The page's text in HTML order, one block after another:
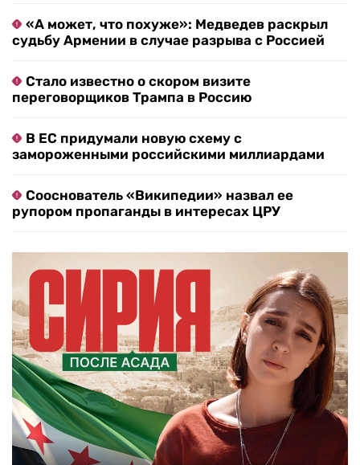
«А может, что похуже»: Медведев раскрыл
судьбу Армении в случае разрыва с Россией
Стало известно о скором визите
переговорщиков Трампа в Россию
В ЕС придумали новую схему с
замороженными российскими миллиардами
Сооснователь «Википедии» назвал ее
рупором пропаганды в интересах ЦРУ